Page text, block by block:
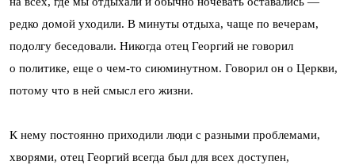
редко домой уходили. В минуты отдыха, чаще по вечерам,
подолгу беседовали. Никогда отец Георгий не говорил
о политике, еще о чем-то сиюминутном. Говорил он о Церкви,
потому что в ней смысл его жизни.
К нему постоянно приходили люди с разными проблемами,
хворями, отец Георгий всегда был для всех доступен,